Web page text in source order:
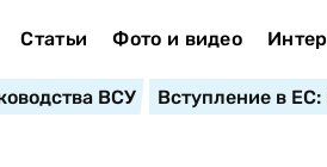
Статьи Фото и видео
ВСУ Вступление в ЕС: